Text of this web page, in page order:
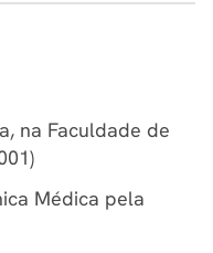
na Faculdade de
Médica pela